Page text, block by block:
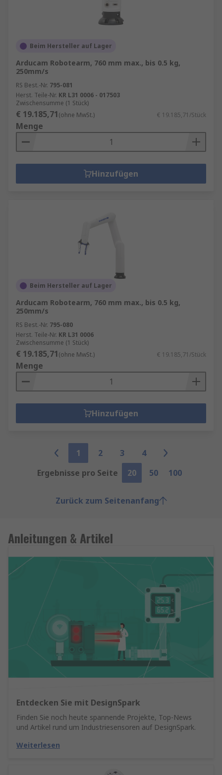
Beim Hersteller auf Lager
Arducam Robotearm, 760 mm max., bis 0.5 kg,
250mm/s
RS Best.-Nr. 795-081
Herst. Teile-Nr. KR L31 0006 - 017503
Zwischensumme (1 Stück)
€ 19.185,71(ohne MwSt.) € 19.185,71/Stück
Menge
Hinzufügen
Beim Hersteller auf Lager
Arducam Robotearm, 760 mm max., bis 0.5 kg,
250mm/s
RS Best.-Nr. 795-080
Herst. Teile-Nr. KR L31 0006
Zwischensumme (1 Stück)
€ 19.185,71(ohne MwSt.) € 19.185,71/Stück
Menge
Hinzufügen
1 2 3
4
Ergebnisse pro Seite
20 50 100
Zurück zum Seitenanfang
Anleitungen & Artikel
Entdecken Sie mit DesignSpark
Finden Sie noch heute spannende Projekte, Top-News
und Artikel rund um Industriesensoren auf DesignSpark.
Weiterlesen